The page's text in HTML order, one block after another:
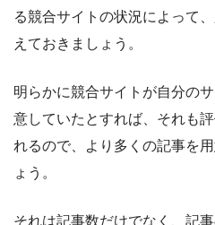
る競合サイトの状況によって
えておきましょう 。
明らかに競合サイトが自分の
意していたとすれば、それも
れるので、より多くの記事を
ょう。
それは記事数だけでなく、記